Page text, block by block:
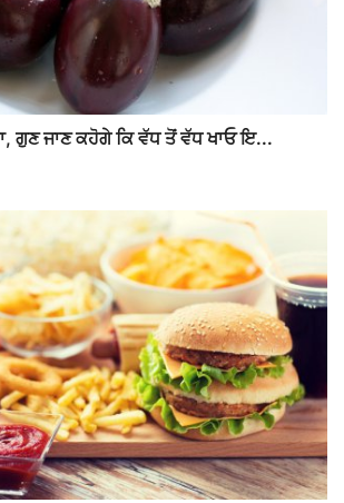
ਗੁਣ ਜਾਣ ਕਹੋਗੇ ਕਿ ਵੱਧ ਤੋਂ ਵੱਧ ਖਾਓ ਇ...